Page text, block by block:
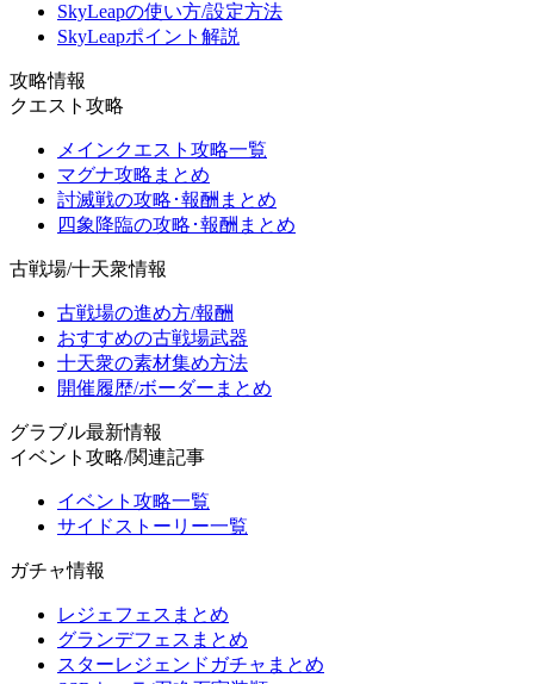
SkyLeapの使い方/設定方法
SkyLeapポイント解説
攻略情報
クエスト攻略
メインクエスト攻略一覧
マグナ攻略まとめ
討滅戦の攻略･報酬まとめ
四象降臨の攻略･報酬まとめ
古戦場/十天衆情報
古戦場の進め方/報酬
おすすめの古戦場武器
十天衆の素材集め方法
開催履歴/ボーダーまとめ
グラブル最新情報
イベント攻略/関連記事
イベント攻略一覧
サイドストーリー一覧
ガチャ情報
レジェフェスまとめ
グランデフェスまとめ
スターレジェンドガチャまとめ